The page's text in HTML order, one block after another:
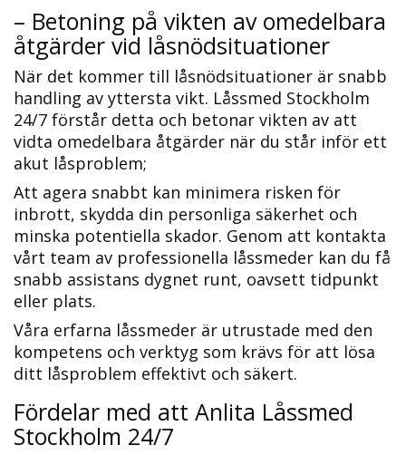
– Betoning på vikten av omedelbara
åtgärder vid låsnödsituationer
När det kommer till låsnödsituationer är snabb
handling av yttersta vikt. Låssmed Stockholm
24/7 förstår detta och betonar vikten av att
vidta omedelbara åtgärder när du står inför ett
akut låsproblem;
Att agera snabbt kan minimera risken för
inbrott, skydda din personliga säkerhet och
minska potentiella skador.​ Genom att kontakta
vårt team av professionella låssmeder kan du få
snabb assistans dygnet runt, oavsett tidpunkt
eller plats.​
Våra erfarna låssmeder är utrustade med den
kompetens och verktyg som krävs för att lösa
ditt låsproblem effektivt och säkert.
Fördelar med att Anlita Låssmed
Stockholm 24/7